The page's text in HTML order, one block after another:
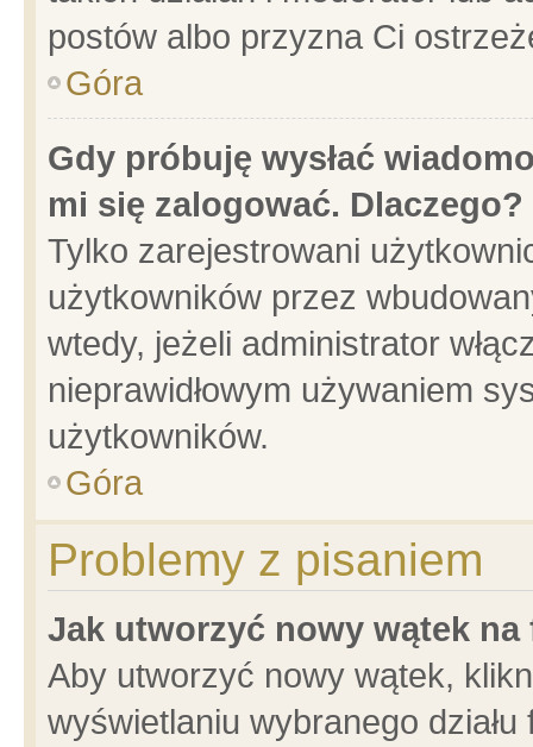
postów albo przyzna Ci
Góra
Gdy próbuję wysłać
mi się zalogować. Dlaczego?
Tylko zarejestrowani
użytkowników przez
wtedy, jeżeli administrator
nieprawidłowym używaniem
użytkowników.
Góra
Problemy z pisaniem
Jak utworzyć nowy wątek na
Aby utworzyć nowy wątek,
wyświetlaniu wybranego